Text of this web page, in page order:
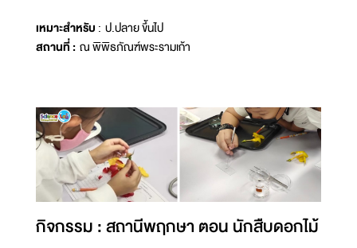
เหมาะสำหรับ : ป.ปลาย ขึ้นไป
สถานที่ : ณ พิพิธภัณฑ์พระรามเก้า
กิจกรรม : สถานีพฤกษา ตอน นักสืบดอกไม้